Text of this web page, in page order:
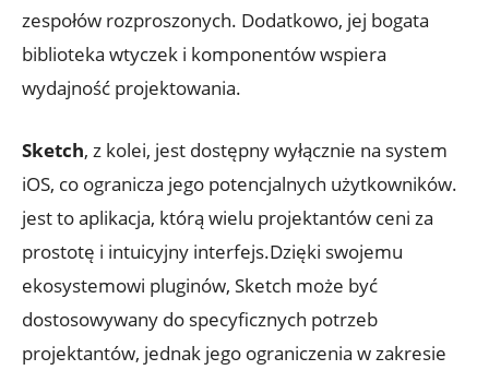
zespołów rozproszonych. Dodatkowo, jej bogata
biblioteka wtyczek ⁤i komponentów‍ wspiera
wydajność ‌projektowania.
Sketch, z kolei, jest dostępny wyłącznie na system
iOS,⁣ co ​ogranicza jego ⁣potencjalnych użytkowników.
jest to aplikacja, którą wielu⁣ projektantów ceni ‍za
prostotę i⁣ intuicyjny interfejs.Dzięki ​swojemu
ekosystemowi pluginów, Sketch może być
dostosowywany​ do specyficznych ‌potrzeb​
projektantów, jednak jego ograniczenia ⁤w zakresie